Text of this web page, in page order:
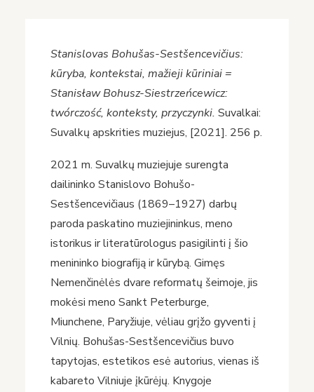
Stanislovas Bohušas-Sestšencevičius:
kūryba, kontekstai, mažieji kūriniai =
Stanisław Bohusz-Siestrzeńcewicz:
twórczość, konteksty, przyczynki. Suvalkai:
Suvalkų apskrities muziejus, [2021]. 256 p.
2021 m. Suvalkų muziejuje surengta
dailininko Stanislovo Bohušo-
Sestšencevičiaus (1869–1927) darbų
paroda paskatino muziejininkus, meno
istorikus ir literatūrologus pasigilinti į šio
menininko biografiją ir kūrybą. Gimęs
Nemenčinėlės dvare reformatų šeimoje, jis
mokėsi meno Sankt Peterburge,
Miunchene, Paryžiuje, vėliau grįžo gyventi į
Vilnių. Bohušas-Sestšencevičius buvo
tapytojas, estetikos esė autorius, vienas iš
kabareto Vilniuje įkūrėjų. Knygoje